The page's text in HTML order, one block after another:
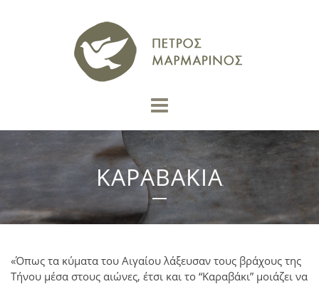
ΚΑΡΑΒΑΚΙΑ
«Όπως τα κύματα του Αιγαίου λάξευσαν τους βράχους της
Τήνου μέσα στους αιώνες, έτσι και το “Καραβάκι” μοιάζει να